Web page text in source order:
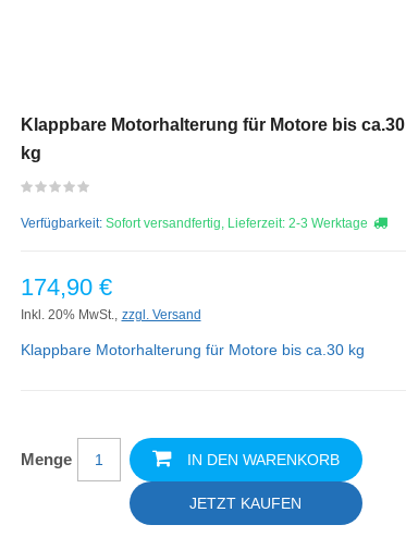
Klappbare Motorhalterung für Motore bis ca.30
kg
Verfügbarkeit: Sofort versandfertig, Lieferzeit: 2-3 Werktage
174,90 €
Inkl. 20% MwSt., zzgl. Versand
Klappbare Motorhalterung für Motore bis ca.30 kg
Menge IN DEN WARENKORB
JETZT KAUFEN